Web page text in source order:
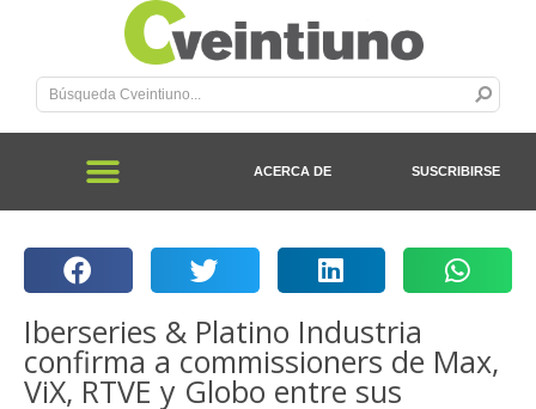
ACERCA DE SUSCRIBIRSE
Iberseries & Platino Industria
confirma a commissioners de Max,
ViX, RTVE y Globo entre sus